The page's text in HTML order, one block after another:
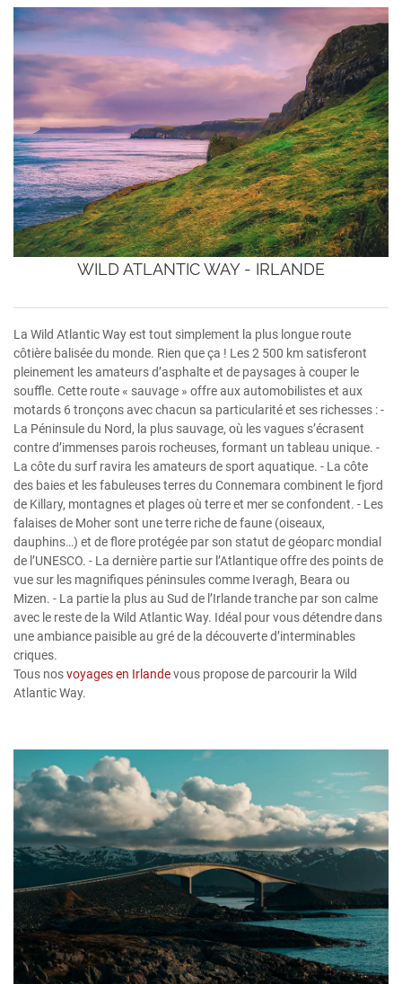
WILD ATLANTIC WAY - IRLANDE
La Wild Atlantic Way est tout simplement la plus longue route
côtière balisée du monde. Rien que ça ! Les 2 500 km satisferont
pleinement les amateurs d’asphalte et de paysages à couper le
souffle. Cette route « sauvage » offre aux automobilistes et aux
motards 6 tronçons avec chacun sa particularité et ses richesses : -
La Péninsule du Nord, la plus sauvage, où les vagues s’écrasent
contre d’immenses parois rocheuses, formant un tableau unique. -
La côte du surf ravira les amateurs de sport aquatique. - La côte
des baies et les fabuleuses terres du Connemara combinent le fjord
de Killary, montagnes et plages où terre et mer se confondent. - Les
falaises de Moher sont une terre riche de faune (oiseaux,
dauphins…) et de flore protégée par son statut de géoparc mondial
de l’UNESCO. - La dernière partie sur l’Atlantique offre des points de
vue sur les magnifiques péninsules comme Iveragh, Beara ou
Mizen. - La partie la plus au Sud de l’Irlande tranche par son calme
avec le reste de la Wild Atlantic Way. Idéal pour vous détendre dans
une ambiance paisible au gré de la découverte d’interminables
criques.
Tous nosvoyages en Irlandevous propose de parcourir la Wild
Atlantic Way.